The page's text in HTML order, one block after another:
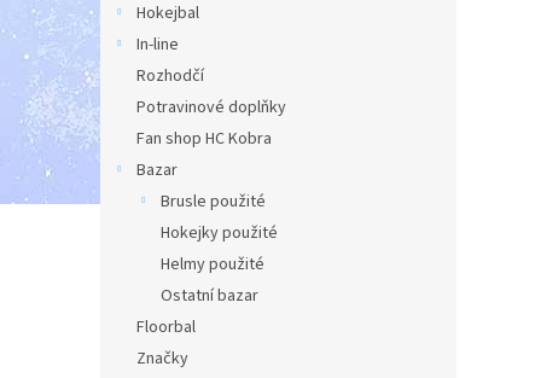
Hokejbal
In-line
Rozhodčí
Potravinové doplňky
Fan shop HC Kobra
Bazar
Brusle použité
Hokejky použité
Helmy použité
Ostatní bazar
Floorbal
Značky